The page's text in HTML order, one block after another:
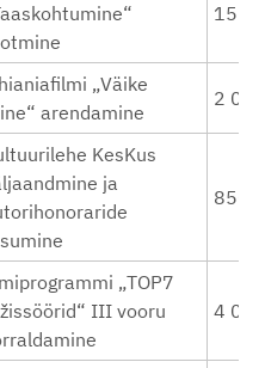
15
„Väike
arendamine
2 000
KesKus
ja
850
„TOP7
III vooru
4 000